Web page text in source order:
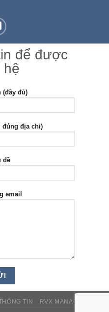
để được
hệ
(đầy đủ)
đúng địa chỉ)
đề
email
TIN RVX MANAGER™